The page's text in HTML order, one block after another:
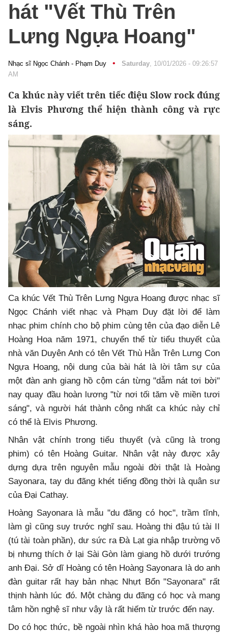
hát "Vết Thù Trên
Lưng Ngựa Hoang"
Nhạc sĩ Ngọc Chánh - Phạm Duy • Saturday, 10/01/2026 - 09:26:57
AM
Ca khúc này viết trên tiếc điệu Slow rock đúng
là Elvis Phương thể hiện thành công và rực
sáng.
Ca khúc Vết Thù Trên Lưng Ngựa Hoang được nhạc sĩ
Ngọc Chánh viết nhạc và Phạm Duy đặt lời để làm
nhạc phim chính cho bộ phim cùng tên của đạo diễn Lê
Hoàng Hoa năm 1971, chuyển thể từ tiểu thuyết của
nhà văn Duyên Anh có tên Vết Thù Hằn Trên Lưng Con
Ngựa Hoang, nội dung của bài hát là lời tâm sự của
một đàn anh giang hồ cộm cán từng "dẫm nát tơi bời"
nay quay đầu hoàn lương "từ nơi tối tăm về miền tươi
sáng", và người hát thành công nhất ca khúc này chỉ
có thể là Elvis Phương.
Nhân vật chính trong tiểu thuyết (và cũng là trong
phim) có tên Hoàng Guitar. Nhân vật này được xây
dựng dựa trên nguyên mẫu ngoài đời thật là Hoàng
Sayonara, tay du đãng khét tiếng đồng thời là quân sư
của Đại Cathay.
Hoàng Sayonara là mẫu "du đãng có học", trầm tĩnh,
làm gì cũng suy trước nghĩ sau. Hoàng thi đậu tú tài II
(tú tài toàn phần), dư sức ra Đà Lạt gia nhập trường võ
bị nhưng thích ở lại Sài Gòn làm giang hồ dưới trướng
anh Đại. Sở dĩ Hoàng có tên Hoàng Sayonara là do anh
đàn guitar rất hay bản nhạc Nhựt Bổn "Sayonara" rất
thịnh hành lúc đó. Một chàng du đãng có học và mang
tâm hồn nghệ sĩ như vậy là rất hiếm từ trước đến nay.
Do có học thức, bề ngoài nhìn khá hào hoa mã thượng